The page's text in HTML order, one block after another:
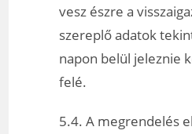
vesz észre a
szereplő adatok
napon belül jeleznie
felé.
5.4. A megrendelés